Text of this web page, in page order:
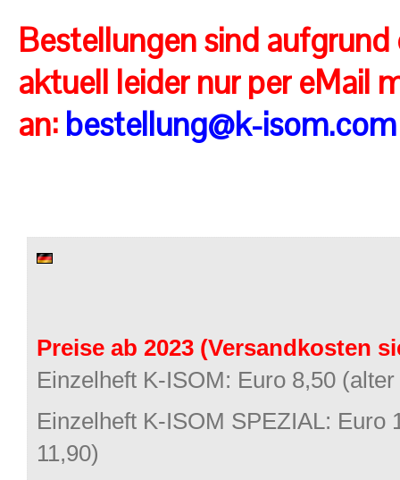
Bestellungen sind
aktuell leider nur per eMail
an: bestellung@k-isom.com
Preise ab 2023 (Versandkosten
Einzelheft K-ISOM: Euro 8,50
Einzelheft K-ISOM SPEZIAL: Euro
11,90)